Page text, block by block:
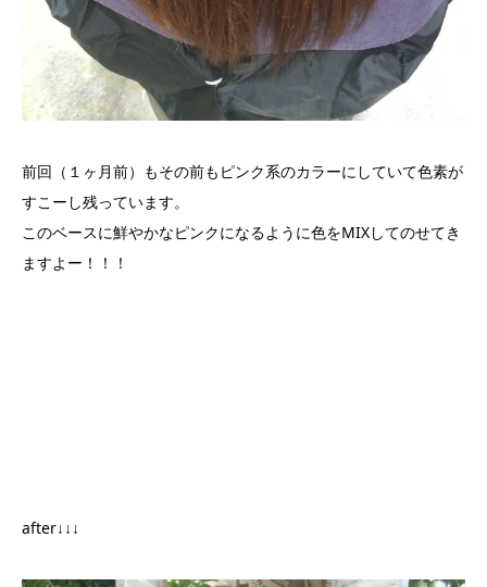
前回（１ヶ月前）もその前もピンク系のカラーにしていて色素が
すこーし残っています。
このベースに鮮やかなピンクになるように色をMIXしてのせてき
ますよー！！！
after↓↓↓